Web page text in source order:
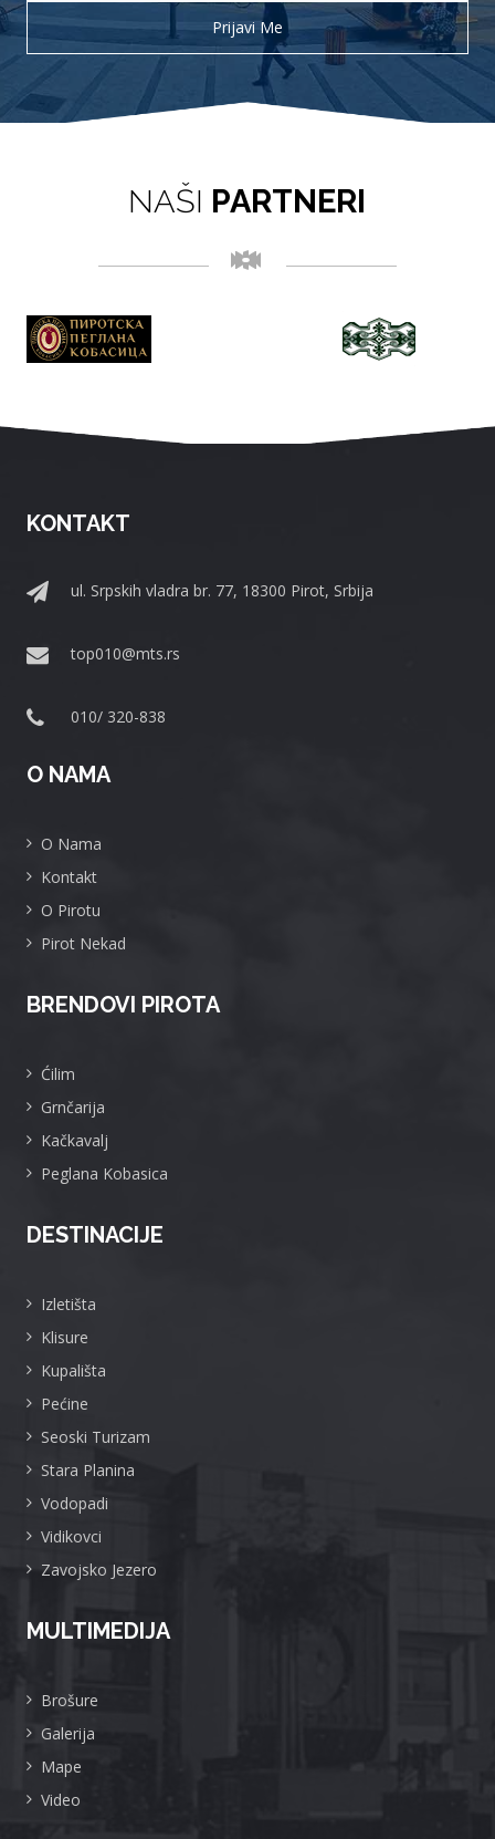
NAŠI PARTNERI
KONTAKT
ul. Srpskih vladra br. 77, 18300 Pirot, Srbija
top010@mts.rs
010/ 320-838
O NAMA
O Nama
Kontakt
O Pirotu
Pirot Nekad
BRENDOVI PIROTA
Ćilim
Grnčarija
Kačkavalj
Peglana Kobasica
DESTINACIJE
Izletišta
Klisure
Kupališta
Pećine
Seoski Turizam
Stara Planina
Vodopadi
Vidikovci
Zavojsko Jezero
MULTIMEDIJA
Brošure
Galerija
Mape
Video